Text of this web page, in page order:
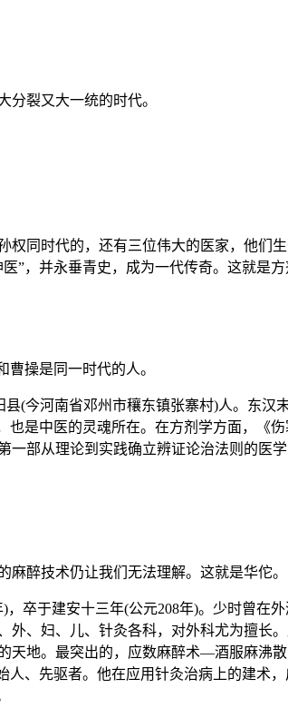
分裂又大一统的时代。
同时代的，还有三位伟大的医家，他们
”，并永垂青史，成为一代传奇。这就是
操是同一时代的人。
(今河南省邓州市穰东镇张寨村)人。东
是中医的灵魂所在。在方剂学方面，《
部从理论到实践确立辨证论治法则的医
醉技术仍让我们无法理解。这就是华佗。
卒于建安十三年(公元208年)。少时曾在
、妇、儿、针灸各科，对外科尤为擅长
地。最突出的，应数麻醉术—酒服麻沸
、先驱者。他在应用针灸治病上的建术